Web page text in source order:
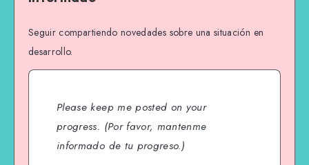
Seguir compartiendo novedades sobre una situación en
desarrollo.
Please keep me posted on your
progress. (Por favor, mantenme
informado de tu progreso.)